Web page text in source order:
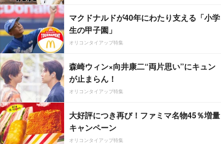
マクドナルドが40年にわたり支える「小学
生の甲子園」
オリコンタイアップ特集
森崎ウィン×向井康二“両片思い”にキュン
が止まらん！
オリコンタイアップ特集
大好評につき再び！ファミマ名物45％増量
キャンペーン
オリコンタイアップ特集